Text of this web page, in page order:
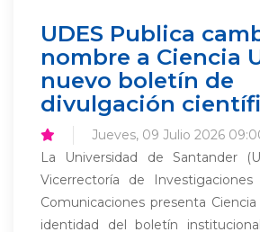
UDES Publica
nombre a Ciencia
nuevo boletín de
divulgación
Jueves, 09 Julio 2026
La Universidad de Santander
Vicerrectoría de
Comunicaciones presenta
identidad del boletín